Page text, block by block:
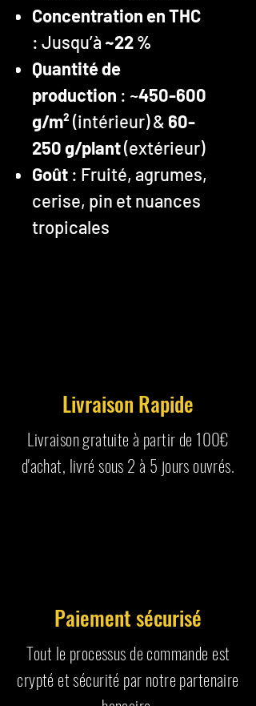
Concentration en THC
: Jusqu’à~22 %
Quantité de
production : ~450-600
g/m²(intérieur) & 60-
250 g/plant(extérieur)
Goût : Fruité, agrumes,
cerise, pin et nuances
tropicales
Livraison Rapide
Livraison gratuite à partir de 100€
d'achat, livré sous 2 à 5 jours ouvrés.
Paiement sécurisé
Tout le processus de commande est
crypté et sécurité par notre partenaire